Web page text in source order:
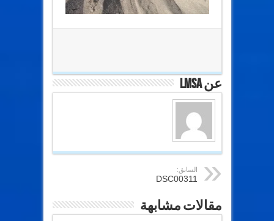
عن lmsa
السابق:
DSC00311
مقالات مشابهة